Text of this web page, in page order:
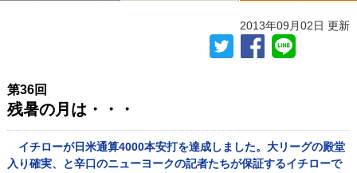
2013年09月02日 更新
第36回
残暑の月は・・・
イチローが日米通算4000本安打を達成しました。大リーグの殿堂
入り確実、と辛口のニューヨークの記者たちが保証するイチローで